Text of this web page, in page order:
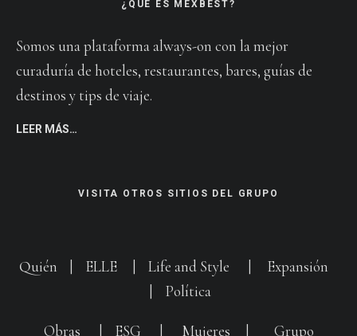
¿QUÉ ES MEXBEST?
Somos una plataforma always-on con la mejor
curaduría de hoteles, restaurantes, bares, guías de
destinos y tips de viaje.
LEER MÁS…
VISITA OTROS SITIOS DEL GRUPO
Quién ELLE Life and Style
Expansión
Política
Obras ESG Mujeres Grupo